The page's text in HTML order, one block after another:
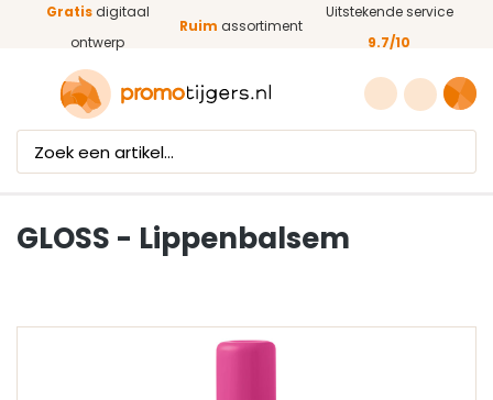
Ga naar de hoofdinhoud
Gratisdigitaal
ontwerp
Ruim assortiment
Uitstekende service
9.7/10
GLOSS - Lippenbalsem
Afbeeldingengalerij overslaan